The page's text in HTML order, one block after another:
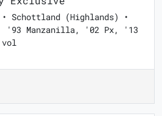
Schottland (Highlands) •
'93 Manzanilla, '02 Px, '13
vol